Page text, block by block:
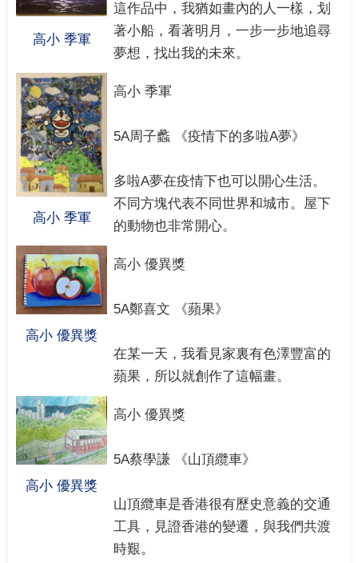
高小 季軍
這作品中，我猶如畫內的人一樣，划
著小船，看著明月，一步一步地追尋
夢想，找出我的未來。
高小 季軍
高小 季軍
5A周子蠡 《疫情下的多啦A夢》
多啦A夢在疫情下也可以開心生活。
不同方塊代表不同世界和城市。屋下
的動物也非常開心。
高小 優異獎
高小 優異獎
5A鄭喜文 《蘋果》
在某一天，我看見家裏有色澤豐富的
蘋果，所以就創作了這幅畫。
高小 優異獎
高小 優異獎
5A蔡學謙 《山頂纜車》
山頂纜車是香港很有歷史意義的交通
工具，見證香港的變遷，與我們共渡
時艱。